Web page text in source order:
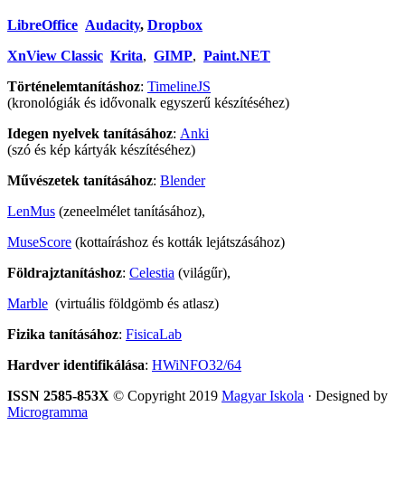
LibreOffice Audacity, Dropbox
XnView Classic Krita, GIMP, Paint.NET
Történelemtanításhoz: TimelineJS
(kronológiák és idővonalk egyszerű készítéséhez)
Idegen nyelvek tanításához: Anki
(szó és kép kártyák készítéséhez)
Művészetek tanításához: Blender
LenMus (zeneelmélet tanításához),
MuseScore (kottaíráshoz és kották lejátszásához)
Földrajztanításhoz: Celestia (világűr),
Marble (virtuális földgömb és atlasz)
Fizika tanításához: FisicaLab
Hardver identifikálása: HWiNFO32/64
ISSN 2585-853X © Copyright 2019 Magyar Iskola · Designed by
Microgramma